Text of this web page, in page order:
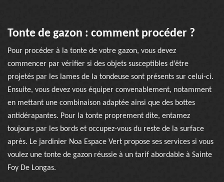
Tonte de gazon : comment procéder ?
Pour procéder à la tonte de votre gazon, vous devez
commencer par vérifier si des objets susceptibles d’être
projetés par les lames de la tondeuse sont présents sur celui-ci.
Ensuite, vous devez vous équiper convenablement, notamment
en mettant une combinaison adaptée ainsi que des bottes
antidérapantes. Pour la tonte proprement dite, entamez
toujours par les bords et occupez-vous du reste de la surface
après. Le jardinier Noa Espace Vert propose ses services si vous
voulez une tonte de gazon réussie à un tarif abordable à Sainte
Foy De Longas.